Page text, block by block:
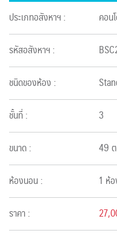
ประเภทอสังหาฯ : คอน
รหัสอสังหาฯ :
ชนิดของห้อง :
ชั้นที่ : 3
ขนาด : 49
ห้องนอน : 1 ห้
ราคา :